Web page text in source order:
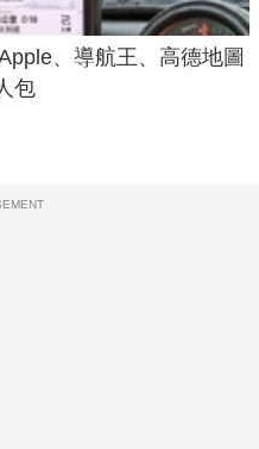
、導航王、高德地圖
包